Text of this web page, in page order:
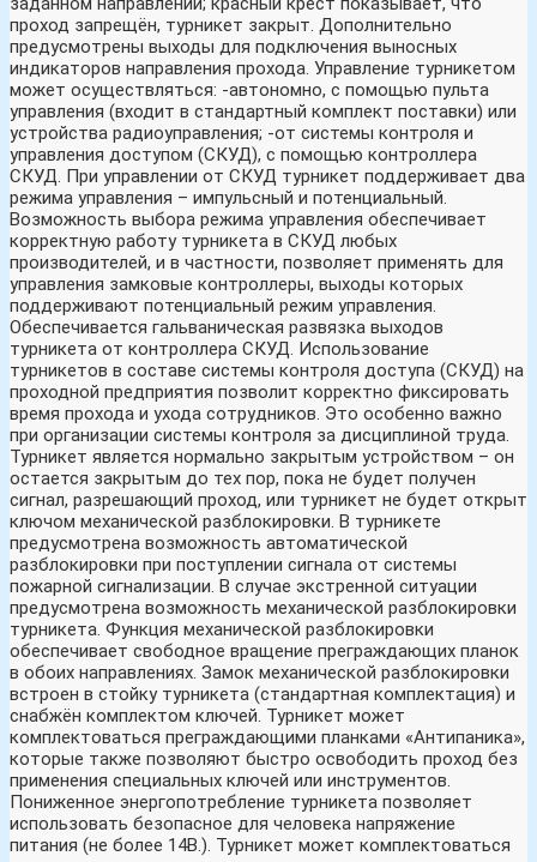
проход запрещён, турникет закрыт. Дополнительно
предусмотрены выходы для подключения выносных
индикаторов направления прохода. Управление турникетом
может осуществляться: -автономно, с помощью пульта
управления (входит в стандартный комплект поставки) или
устройства радиоуправления; -от системы контроля и
управления доступом (СКУД), с помощью контроллера
СКУД. При управлении от СКУД турникет поддерживает два
режима управления – импульсный и потенциальный.
Возможность выбора режима управления обеспечивает
корректную работу турникета в СКУД любых
производителей, и в частности, позволяет применять для
управления замковые контроллеры, выходы которых
поддерживают потенциальный режим управления.
Обеспечивается гальваническая развязка выходов
турникета от контроллера СКУД. Использование
турникетов в составе системы контроля доступа (СКУД) на
проходной предприятия позволит корректно фиксировать
время прохода и ухода сотрудников. Это особенно важно
при организации системы контроля за дисциплиной труда.
Турникет является нормально закрытым устройством – он
остается закрытым до тех пор, пока не будет получен
сигнал, разрешающий проход, или турникет не будет открыт
ключом механической разблокировки. В турникете
предусмотрена возможность автоматической
разблокировки при поступлении сигнала от системы
пожарной сигнализации. В случае экстренной ситуации
предусмотрена возможность механической разблокировки
турникета. Функция механической разблокировки
обеспечивает свободное вращение преграждающих планок
в обоих направлениях. Замок механической разблокировки
встроен в стойку турникета (стандартная комплектация) и
снабжён комплектом ключей. Турникет может
комплектоваться преграждающими планками «Антипаника»,
которые также позволяют быстро освободить проход без
применения специальных ключей или инструментов.
Пониженное энергопотребление турникета позволяет
использовать безопасное для человека напряжение
питания (не более 14В.). Турникет может комплектоваться